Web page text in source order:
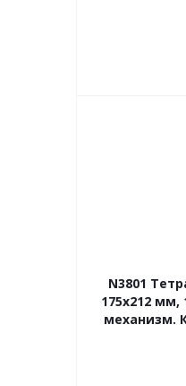
N3801
175х212 мм,
механизм.